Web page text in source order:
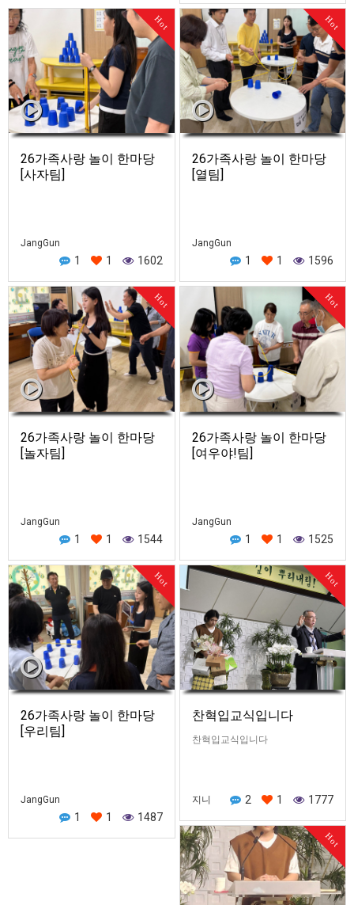
Hot
26가족사랑 놀이 한마당
[사자팀]
JangGun
1 1 1602
Hot
26가족사랑 놀이 한마당
[열팀]
JangGun
1 1 1596
Hot
26가족사랑 놀이 한마당
[놀자팀]
JangGun
1 1 1544
Hot
26가족사랑 놀이 한마당
[여우야!팀]
JangGun
1 1 1525
Hot
26가족사랑 놀이 한마당
[우리팀]
JangGun
1 1 1487
Hot
찬혁입교식입니다
찬혁입교식입니다
지니 2 1 1777
Hot